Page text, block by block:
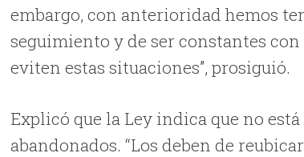
embargo, con anterioridad hemos
seguimiento y de ser constantes
eviten estas situaciones”, prosiguió.
Explicó que la Ley indica que no
abandonados. “Los deben de